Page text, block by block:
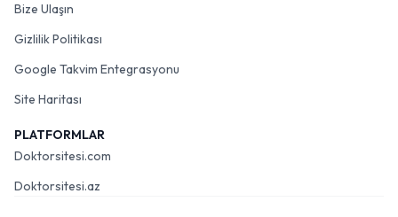
ihtiyaçları doğrultusunda bilinçli bir değerlendirme yapması
önemlidir. Bu değerlendirme, sürecin temelini oluşturur.
Uzmanlık Alanları ve Eğitim Geçmişi:
ve lisansüstü eğitimlerini, tamamladığı terapi ekolü
eğitimlerini ve mesleki deneyimlerini incelemek, yetkinliği
Uygulanan Terapi Yöntemleri:
anlamak, kişisel sorun alanınıza uygun yöntemi sunan bir
Bize Ulaşın
Gizlilik Politikası
Google Takvim Entegrasyonu
Site Haritası
PLATFORMLAR
Doktorsitesi.com
Doktorsitesi.az